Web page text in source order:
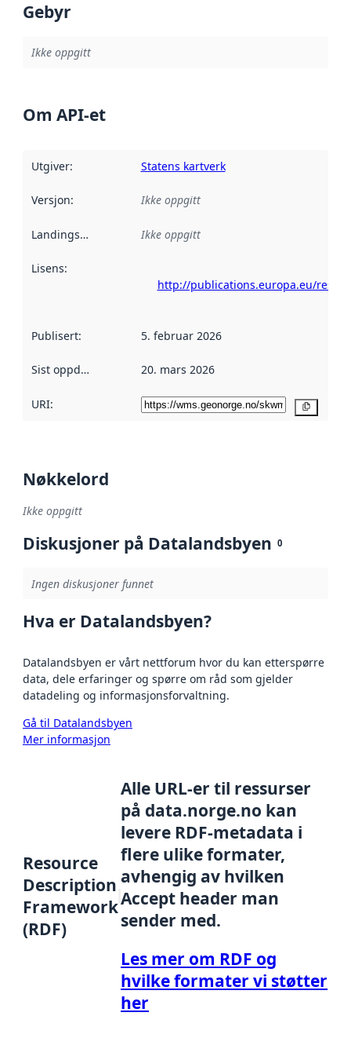
Gebyr
Ikke oppgitt
Om API-et
Utgiver: Statens kartverk
Versjon: Ikke oppgitt
Landingsside Ikke oppgitt
Lisens:
http://publications.europa.eu/
Publisert: 5. februar 2026
Sist oppdatert 20. mars 2026
URI:
Nøkkelord
Ikke oppgitt
Diskusjoner på Datalandsbyen 0
Ingen diskusjoner funnet
Hva er Datalandsbyen?
Datalandsbyen er vårt nettforum hvor du kan etterspørre
data, dele erfaringer og spørre om råd som gjelder
datadeling og informasjonsforvaltning.
Gå til Datalandsbyen
Mer informasjon
Resource
Description
Framework
(RDF)
Alle URL-er til ressurser
på data.norge.no kan
levere RDF-metadata i
flere ulike formater,
avhengig av hvilken
Accept header man
sender med.
Les mer om RDF og
hvilke formater vi støtter
her